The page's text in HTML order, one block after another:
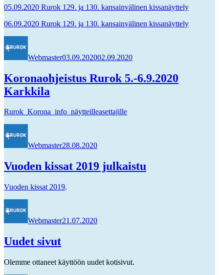
05.09.2020 Rurok 129. ja 130. kansainvälinen kissanäyttely
06.09.2020 Rurok 129. ja 130. kansainvälinen kissanäyttely
Webmaster03.09.202002.09.2020
Koronaohjeistus Rurok 5.-6.9.2020
Karkkila
Rurok_Korona_info_näytteilleasettajille
Webmaster28.08.2020
Vuoden kissat 2019 julkaistu
Vuoden kissat 2019.
Webmaster21.07.2020
Uudet sivut
Olemme ottaneet käyttöön uudet kotisivut.